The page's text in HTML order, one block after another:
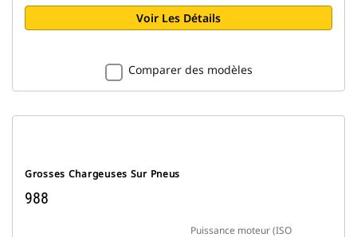
Voir Les Détails
Comparer des modèles
Grosses Chargeuses Sur Pneus
988
Puissance moteur (ISO